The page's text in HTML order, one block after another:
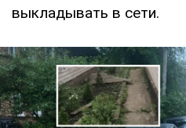
выкладывать в сети.